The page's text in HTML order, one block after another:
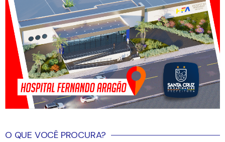
O QUE VOCÊ PROCURA?